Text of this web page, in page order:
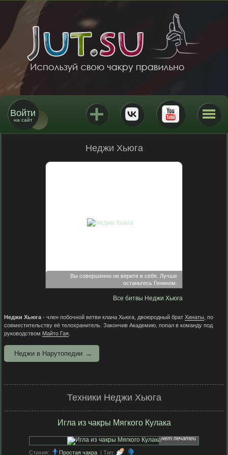
Войти
на сайт
Неджи Хьюга
Вы совершенно не верите в себя. Лучше
останьтесь Генином.
Все битвы Неджи Хьюга
Неджи Хьюга - член побочной ветви клана Хьюга, двоюродный брат Хинаты , по
совместительству её телохранитель. Закончив Академию, попал в команду под
руководством Майто Гая
Неджи в Нарутопедии
Техники Неджи Хьюга
Игла из чакры Мягкого Кулака
нет печатей
Стихия: Простая чакра | Тип: